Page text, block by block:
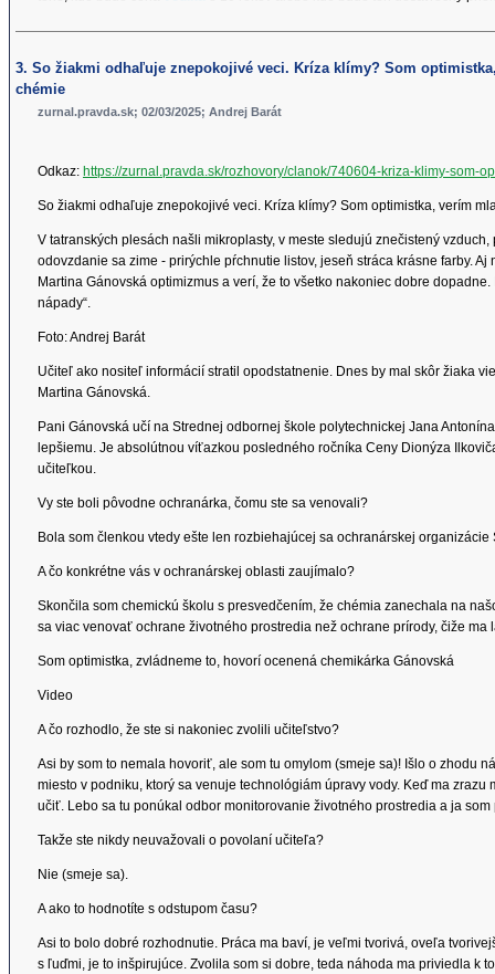
3. So žiakmi odhaľuje znepokojivé veci. Kríza klímy? Som
chémie
zurnal.pravda.sk; 02/03/2025; Andrej Barát
Odkaz: https://zurnal.pravda.sk/rozhovory/clanok/740604-kriza-klimy-som-
So žiakmi odhaľuje znepokojivé veci. Kríza klímy? Som optimistka, verím
V tatranských plesách našli mikroplasty, v meste sledujú znečistený
odovzdanie sa zime - prirýchle pŕchnutie listov, jeseň stráca krásne farby.
Martina Gánovská optimizmus a verí, že to všetko nakoniec dobre
nápady“.
Foto: Andrej Barát
Učiteľ ako nositeľ informácií stratil opodstatnenie. Dnes by mal skôr žiaka
Martina Gánovská.
Pani Gánovská učí na Strednej odbornej škole polytechnickej Jana
lepšiemu. Je absolútnou víťazkou posledného ročníka Ceny Dionýza
učiteľkou.
Vy ste boli pôvodne ochranárka, čomu ste sa venovali?
Bola som členkou vtedy ešte len rozbiehajúcej sa ochranárskej
A čo konkrétne vás v ochranárskej oblasti zaujímalo?
Skončila som chemickú školu s presvedčením, že chémia zanechala na
sa viac venovať ochrane životného prostredia než ochrane prírody, čiže ma
Som optimistka, zvládneme to, hovorí ocenená chemikárka Gánovská
Video
A čo rozhodlo, že ste si nakoniec zvolili učiteľstvo?
Asi by som to nemala hovoriť, ale som tu omylom (smeje sa)! Išlo o zhodu
miesto v podniku, ktorý sa venuje technológiám úpravy vody. Keď ma
učiť. Lebo sa tu ponúkal odbor monitorovanie životného prostredia a ja
Takže ste nikdy neuvažovali o povolaní učiteľa?
Nie (smeje sa).
A ako to hodnotíte s odstupom času?
Asi to bolo dobré rozhodnutie. Práca ma baví, je veľmi tvorivá, oveľa
s ľuďmi, je to inšpirujúce. Zvolila som si dobre, teda náhoda ma priviedla k